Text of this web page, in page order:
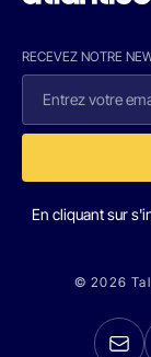
RECEVEZ NOTRE
En cliquant sur
© 2026